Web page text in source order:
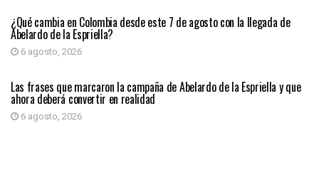
¿Qué cambia en Colombia desde este 7 de agosto con la llegada de
Abelardo de la Espriella?
6 agosto, 2026
PRIMER PLANO
Las frases que marcaron la campaña de Abelardo de la Espriella y que
ahora deberá convertir en realidad
6 agosto, 2026